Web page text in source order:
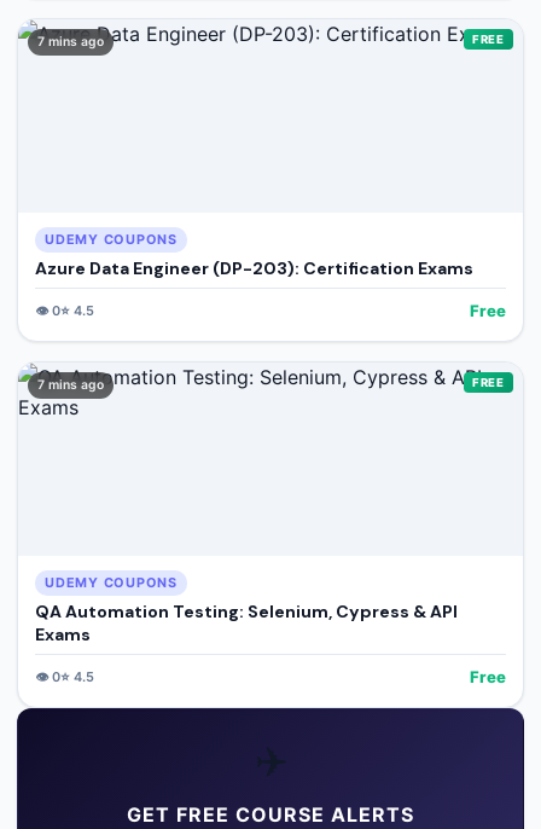
7 mins ago FREE
UDEMY COUPONS
Azure Data Engineer (DP-203): Certification Exams
👁️0⭐ 4.5 Free
7 mins ago FREE
UDEMY COUPONS
QA Automation Testing: Selenium, Cypress & API
Exams
👁️0⭐ 4.5 Free
✈️
GET FREE COURSE ALERTS